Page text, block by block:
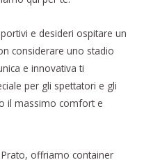
e desideri ospitare un
considerare uno stadio
e innovativa ti
per gli spettatori e gli
il massimo comfort e
offriamo container